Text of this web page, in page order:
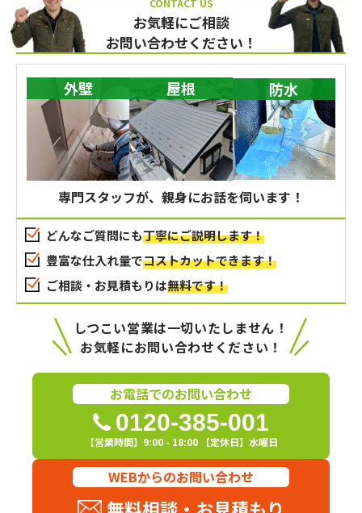
お気軽にご相談
お問い合わせください！
外壁 屋根 防水
専門スタッフが、親身にお話を伺います！
どんなご質問にも丁寧にご説明します！
豊富な仕入れ量でコストカットできます！
ご相談・お見積もりは無料です！
しつこい営業は一切いたしません！
お気軽にお問い合わせください！
お電話でのお問い合わせ
0120-385-001
【営業時間】9:00 - 18:00 【定休日】水曜日
WEBからのお問い合わせ